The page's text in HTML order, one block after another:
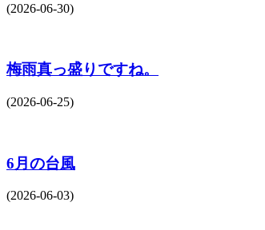
(2026-06-30)
梅雨真っ盛りですね。
(2026-06-25)
6月の台風
(2026-06-03)